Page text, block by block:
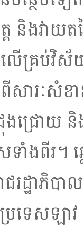
ត និងវាយ
ើគ្រប់វិស័
ារៈសំខា
ងជ្រោយ
ាំងពីរ។
ដ្ឋាភិបា
ទេសឡា